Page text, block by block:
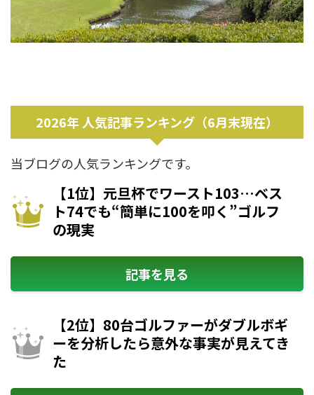
2026年 人気記事ランキング（6月末現在）
当ブログの人気ランキングです。
【1位】元旦杯でワースト103…ベス
ト74でも“簡単に100を叩く”ゴルフ
の現実
記事を見る
【2位】80台ゴルファーがダブルボギ
ーを分析したら意外な事実が見えてき
た